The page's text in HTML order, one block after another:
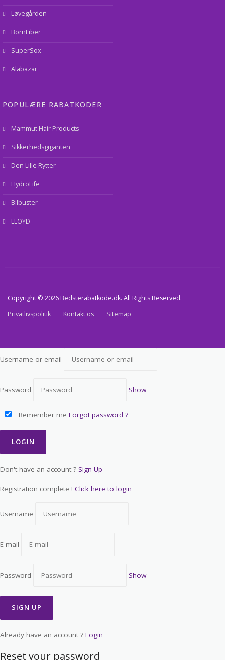
Løvegården
BornFiber
SuperSox
Alabazar
POPULÆRE RABATKODER
Mammut Hair Products
Sikkerhedsgiganten
Den Lille Rytter
HydroLife
Bilbuster
LLOYD
Copyright © 2026 Bedsterabatkode.dk. All Rights Reserved.
Privatlivspolitik
Kontakt os Sitemap
Username or email
Password Show
Remember me Forgot password ?
Don't have an account ? Sign Up
Registration complete ! Click here to login
Username
E-mail
Password Show
Already have an account ? Login
Reset your password